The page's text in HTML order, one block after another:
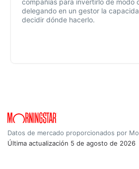
delegando en un gestor la
decidir dónde hacerlo.
Datos de mercado proporcionados por
Última actualización 5 de agosto de 2026